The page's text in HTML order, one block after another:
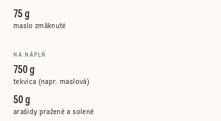
75 g
maslo zmäknuté
NA NÁPLŇ
750 g
tekvica (napr. maslová)
50 g
arašidy pražené a solené